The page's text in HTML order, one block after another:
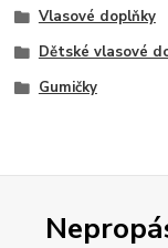
Vlasové doplňky
Dětské vlasové
Gumičky